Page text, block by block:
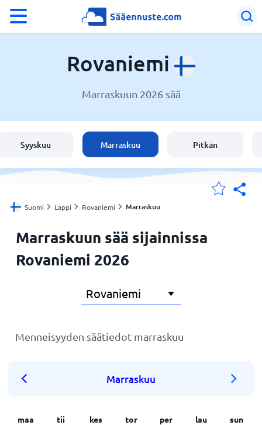
Sijaintini
Koti
Rovaniemi
Marraskuun 2026 sää
Syyskuu Marraskuu Pitkän
Suomi Lappi Rovaniemi Marraskuu
Marraskuun sää sijainnissa
Rovaniemi 2026
Menneisyyden säätiedot marraskuu
Marraskuu
maa tii kes tor per lau sun